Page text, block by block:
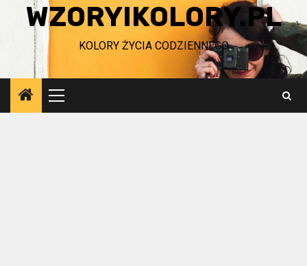
WZORYIKOLORY.PL
KOLORY ŻYCIA CODZIENNEGO
Menu
główne